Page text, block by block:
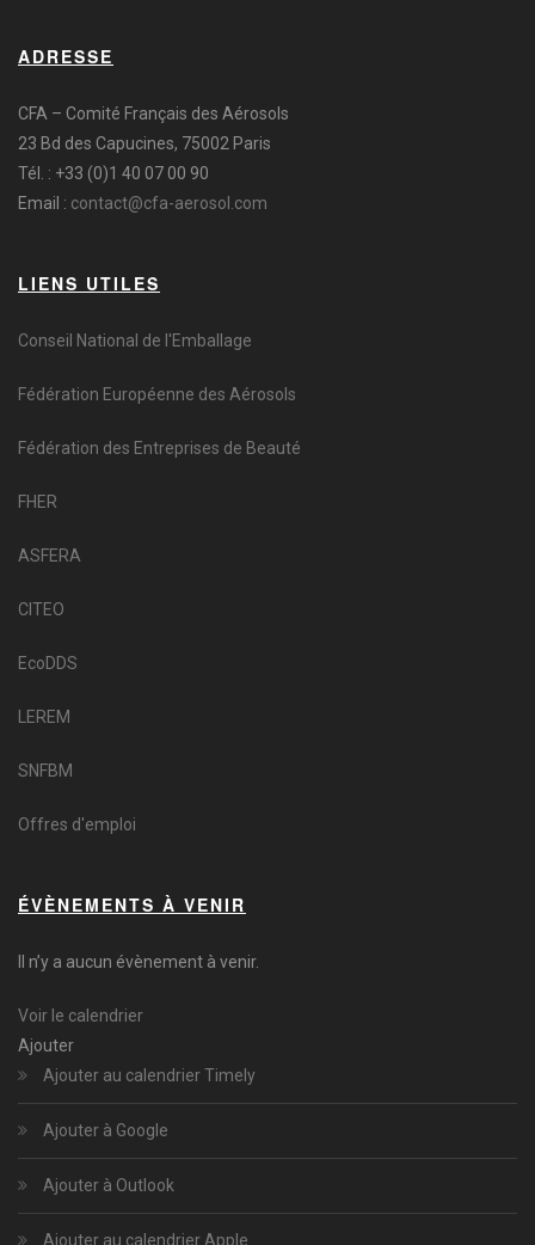
ADRESSE
CFA – Comité Français des Aérosols
23 Bd des Capucines, 75002 Paris
Tél. : +33 (0)1 40 07 00 90
Email : contact@cfa-aerosol.com
LIENS UTILES
Conseil National de l'Emballage
Fédération Européenne des Aérosols
Fédération des Entreprises de Beauté
FHER
ASFERA
CITEO
EcoDDS
LEREM
SNFBM
Offres d'emploi
ÉVÈNEMENTS À VENIR
Il n’y a aucun évènement à venir.
Voir le calendrier
Ajouter
Ajouter au calendrier Timely
Ajouter à Google
Ajouter à Outlook
Ajouter au calendrier Apple